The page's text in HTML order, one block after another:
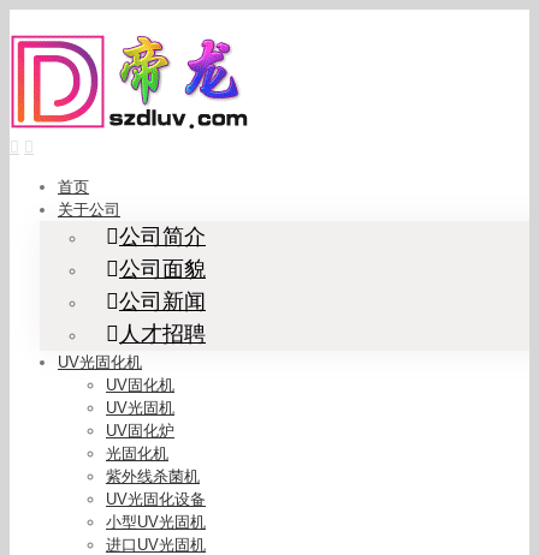
to
content
首页
关于公司
公司简介
公司面貌
公司新闻
人才招聘
UV光固化机
UV固化机
UV光固机
UV固化炉
光固化机
紫外线杀菌机
UV光固化设备
小型UV光固机
进口UV光固机